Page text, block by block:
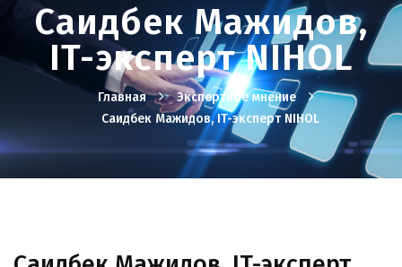
Саидбек Мажидов,
IT-эксперт NIHOL
Главная
Экспертное мнение
Саидбек Мажидов, IT-эксперт NIHOL